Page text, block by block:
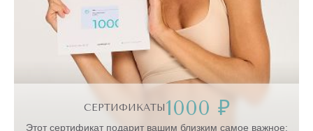
СЕРТИФИКАТЫ1000 ₽
Этот сертификат подарит вашим близким самое важное: